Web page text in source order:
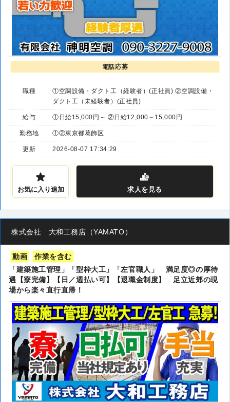
電話応募
職種
①空調設備・ダクト工（経験者）(正社員) ②空調設備・
ダクト工（未経験者）(正社員)
給与 ①日給15,000円～ ②日給12,000～15,000円
勤務地 ①②東京都葛飾区
更新 2026-08-07 17:34:29
お気に入り追加 求人 を見る
株式会社 大和工務店（YAMATO）
動画
作業を含む
「建築施工管理」「型枠大工」「左官職人」 満足度◎の厚待
遇【寮完備】【日／週払い可】【退職金制度】 足立近郊の現
場から楽々直行直帰！